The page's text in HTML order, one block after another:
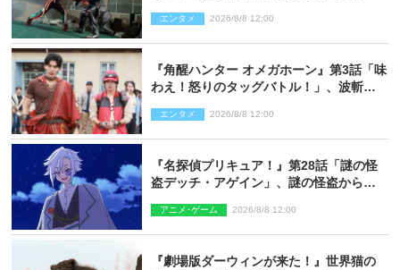
エンタメ 2026/8/8 12:00
『角醒ハンター オメガホーン』第3話「味
わえ！怒りのタッグバトル！」、波斬の
エンタメ 2026/8/8 12:00
『名探偵プリキュア！』第28話「謎の怪
盗デッチ・アゲイン」、謎の怪盗から不
アニメ･ゲーム 2026/8/8 12:00
『劇場版ダーウィンが来た！』世界猫の